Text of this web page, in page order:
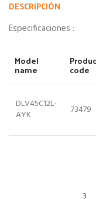
DESCRIPCIÓN
Especificaciones :
Model
name code
DLV45C12L-
AYK
73479
3